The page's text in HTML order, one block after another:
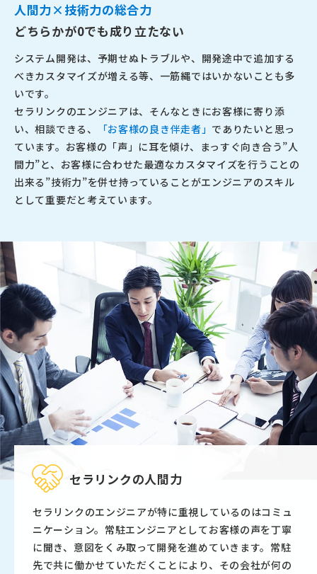
人間力×技術力の総合力
どちらかが0でも成り立たない
システム開発は、予期せぬトラブルや、開発途中で追加する
べきカスタマイズが増える等、一筋縄ではいかないことも多
いです。
セラリンクのエンジニアは、そんなときにお客様に寄り添
い、相談できる、
「お客様の良き伴走者」 でありたいと思っ
ています。お客様の「声」に耳を傾け、まっすぐ向き合う”人
間力”と、お客様に合わせた最適なカスタマイズを行うことの
出来る”技術力”を併せ持っていることがエンジニアのスキル
として重要だと考えています。
セラリンクの人間力
セラリンクのエンジニアが特に重視しているのはコミュ
ニケーション。常駐エンジニアとしてお客様の声を丁寧
に聞き、意図をくみ取って開発を進めていきます。常駐
先で共に働かせていただくことにより、その会社が何の